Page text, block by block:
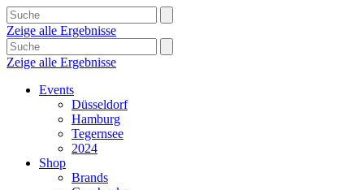
Zeige alle Ergebnisse
Zeige alle Ergebnisse
Events
Düsseldorf
Hamburg
Tegernsee
2024
Shop
Brands